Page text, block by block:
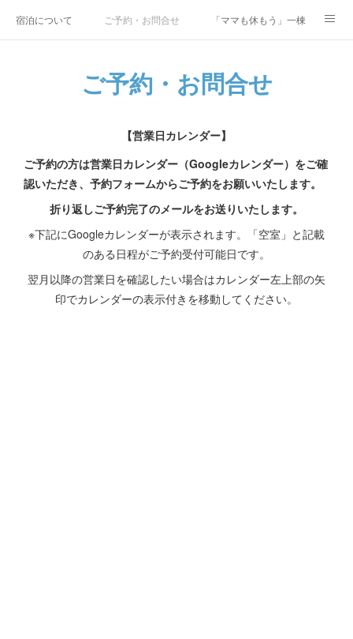
宿泊について ご予約・お問合せ 「ママも休もう」一棟貸しファ
メディア掲載・取材実績 上野尻集落のご案内 運営会社紹介
ご予約・お問合せ
【営業日カレンダー】
ご予約の方は営業日カレンダー（Googleカレンダー）をご確
認いただき、予約フォームからご予約をお願いいたします。
折り返しご予約完了のメールをお送りいたします。
※下記にGoogleカレンダーが表示されます。「空室」と記載
のある日程がご予約受付可能日です。
翌月以降の営業日を確認したい場合はカレンダー左上部の矢
印でカレンダーの表示付きを移動してください。